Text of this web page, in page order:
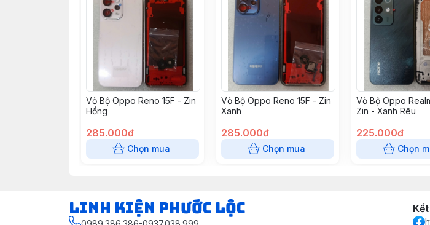
Vỏ Bộ Oppo Reno 15F - Zin
Hồng
285.000đ
Chọn mua
Vỏ Bộ Oppo Reno 15F - Zin
Xanh
285.000đ
Chọn mua
Vỏ Bộ Oppo
Zin - Xanh Rêu
225.000đ
Chọn
LINH KIỆN PHƯỚC LỘC